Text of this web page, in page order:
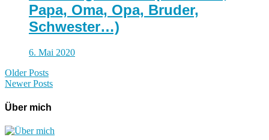
Papa, Oma, Opa, Bruder,
Schwester…)
6. Mai 2020
Older Posts
Newer Posts
Über mich